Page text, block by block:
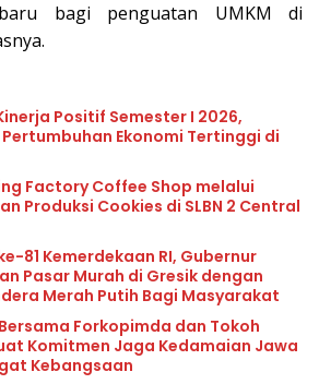
bagi penguatan UMKM di
Positif Semester I 2026,
Ekonomi Tertinggi di
Factory Coffee Shop melalui
Produksi Cookies di SLBN 2 Central
81 Kemerdekaan RI, Gubernur
Pasar Murah di Gresik dengan
Merah Putih Bagi Masyarakat
Forkopimda dan Tokoh
Komitmen Jaga Kedamaian Jawa
Kebangsaan